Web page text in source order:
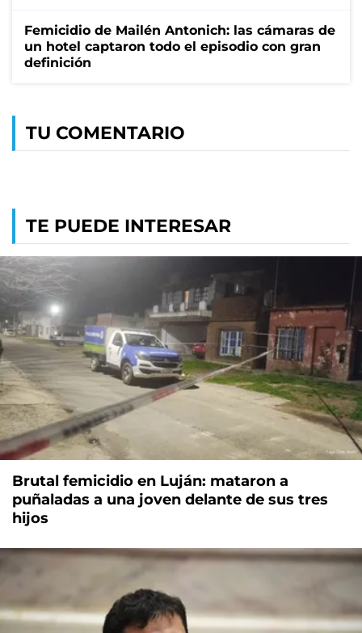
Femicidio de Mailén Antonich: las cámaras de
un hotel captaron todo el episodio con gran
definición
TU COMENTARIO
TE PUEDE INTERESAR
Brutal femicidio en Luján: mataron a
puñaladas a una joven delante de sus tres
hijos